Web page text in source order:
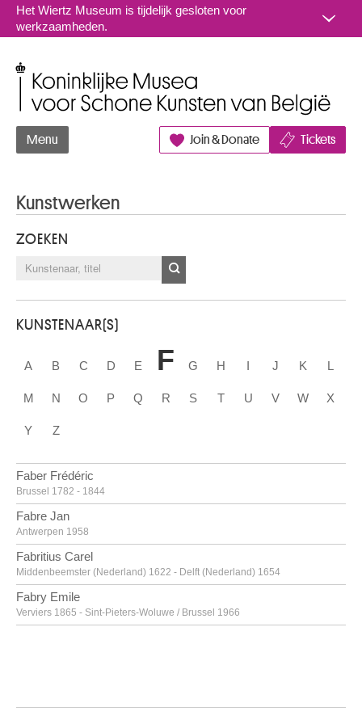
Naar inhoud
Het Wiertz Museum is tijdelijk gesloten voor
werkzaamheden.
Menu Join & Donate Tickets
Kunstwerken
ZOEKEN
KUNSTENAAR(S)
A B C D E F G H I J K L
M N O P Q R S T U V W X
Y Z
Faber Frédéric
Brussel 1782 - 1844
Fabre Jan
Antwerpen 1958
Fabritius Carel
Middenbeemster (Nederland) 1622 - Delft (Nederland) 1654
Fabry Emile
Verviers 1865 - Sint-Pieters-Woluwe / Brussel 1966